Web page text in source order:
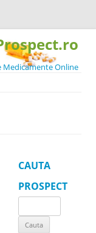
Medicamente Online
CAUTA
PROSPECT
for: